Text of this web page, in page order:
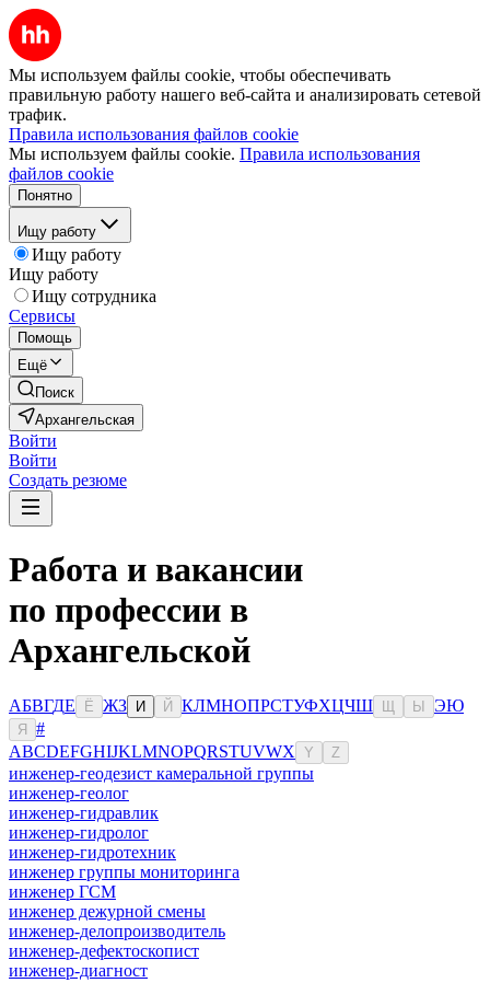
Мы используем файлы cookie, чтобы обеспечивать
правильную работу нашего веб-сайта и анализировать сетевой
трафик.
Правила использования файлов cookie
Мы используем файлы cookie. Правила использования
файлов cookie
Понятно
Ищу работу
Ищу работу
Ищу работу
Ищу сотрудника
Сервисы
Помощь
Ещё
Поиск
Архангельская
Войти
Войти
Создать резюме
Работа и вакансии
по профессии в
Архангельской
АБВГДЕ Ё ЖЗ И Й КЛМНОПРСТУФХЦЧШ Ы ЭЮ
Я
#
ABCDEFGHIJKLMNOPQRSTUVWX Y Z
инженер-геодезист камеральной группы
инженер-геолог
инженер-гидравлик
инженер-гидролог
инженер-гидротехник
инженер группы мониторинга
инженер ГСМ
инженер дежурной смены
инженер-делопроизводитель
инженер-дефектоскопист
инженер-диагност